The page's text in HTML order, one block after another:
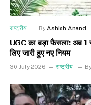
राष्ट्रीय By Ashish Anand
UGC का बड़ा फैसला: अब 1
लिए जारी हुए नए नियम
30 July 2026 राष्ट्रीय By